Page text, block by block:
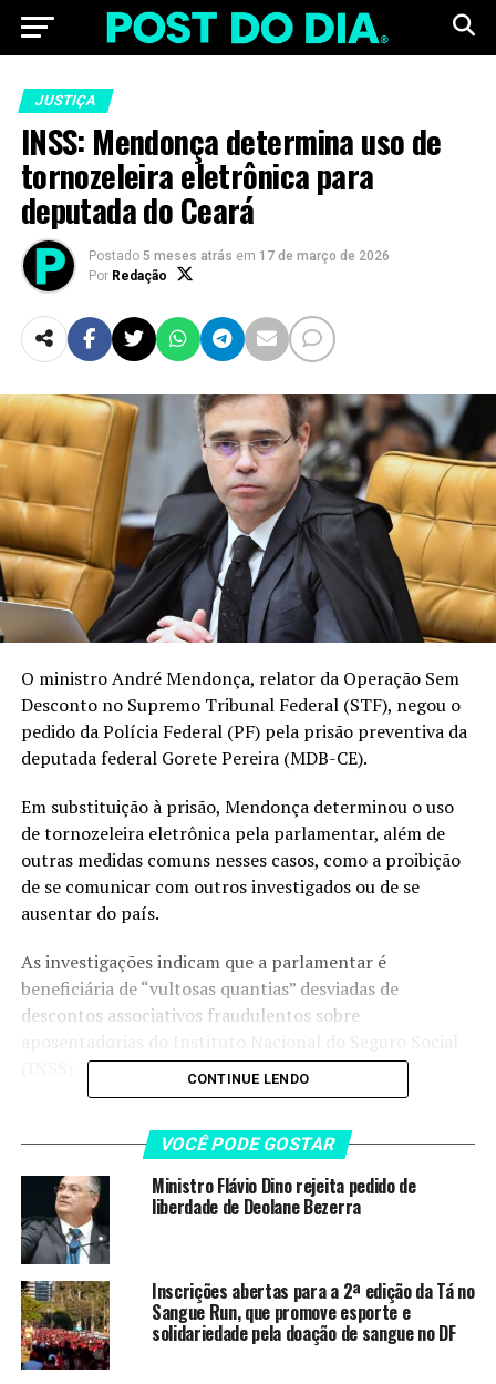
JUSTIÇA
INSS: Mendonça determina uso de
tornozeleira eletrônica para
deputada do Ceará
Postado 5 meses atrás em 17 de março de 2026
Por Redação
O ministro André Mendonça, relator da Operação Sem
Desconto no Supremo Tribunal Federal (STF), negou o
pedido da Polícia Federal (PF) pela prisão preventiva da
deputada federal Gorete Pereira (MDB-CE).
Em substituição à prisão, Mendonça determinou o uso
de tornozeleira eletrônica pela parlamentar, além de
outras medidas comuns nesses casos, como a proibição
de se comunicar com outros investigados ou de se
ausentar do país.
As investigações indicam que a parlamentar é
beneficiária de “vultosas quantias” desviadas de
descontos associativos fraudulentos sobre
deputada federal recebeu valores expressivos em sua
conta bancária assim como realizou transferências
vinculadas ao esquema”, acrescentou o ministro.
Apesar disso, Mendonça justificou sua decisão ao afirmar
ser necessário respeitar a imunidade parlamentar
prevista na Constituição. “Tenho adotado postura
cautelosa em relação a pedidos de decretação de prisão
de parlamentares.”
CONTINUE LENDO
VOCÊ PODE GOSTAR
Ministro Flávio Dino rejeita pedido de
liberdade de Deolane Bezerra
Inscrições abertas para a 2ª edição da Tá no
Sangue Run, que promove esporte e
solidariedade pela doação de sangue no DF